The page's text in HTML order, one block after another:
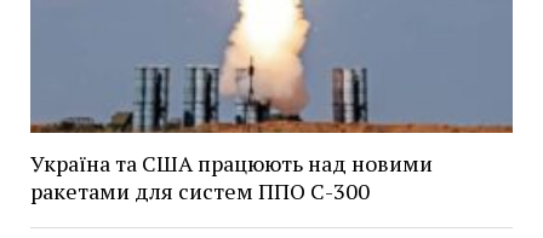
Україна та США працюють над новими
ракетами для систем ППО С-300